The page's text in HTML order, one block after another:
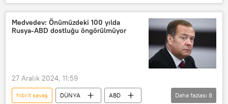
Vasiliy Nebenzya
BM Güvenlik Konseyi
Rusya
Venezüella
ABD
Birleşmiş Milletler (BM)
renkli devrim
Medvedev: Önümüzdeki 100 yılda
Rusya-ABD dostluğu öngörülmüyor
27 Aralık 2024, 11:59
hibrit savaş DÜNYA
ABD
Daha fazlası 8